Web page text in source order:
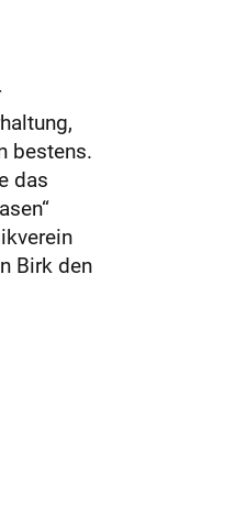
bestens.
das
Birk den